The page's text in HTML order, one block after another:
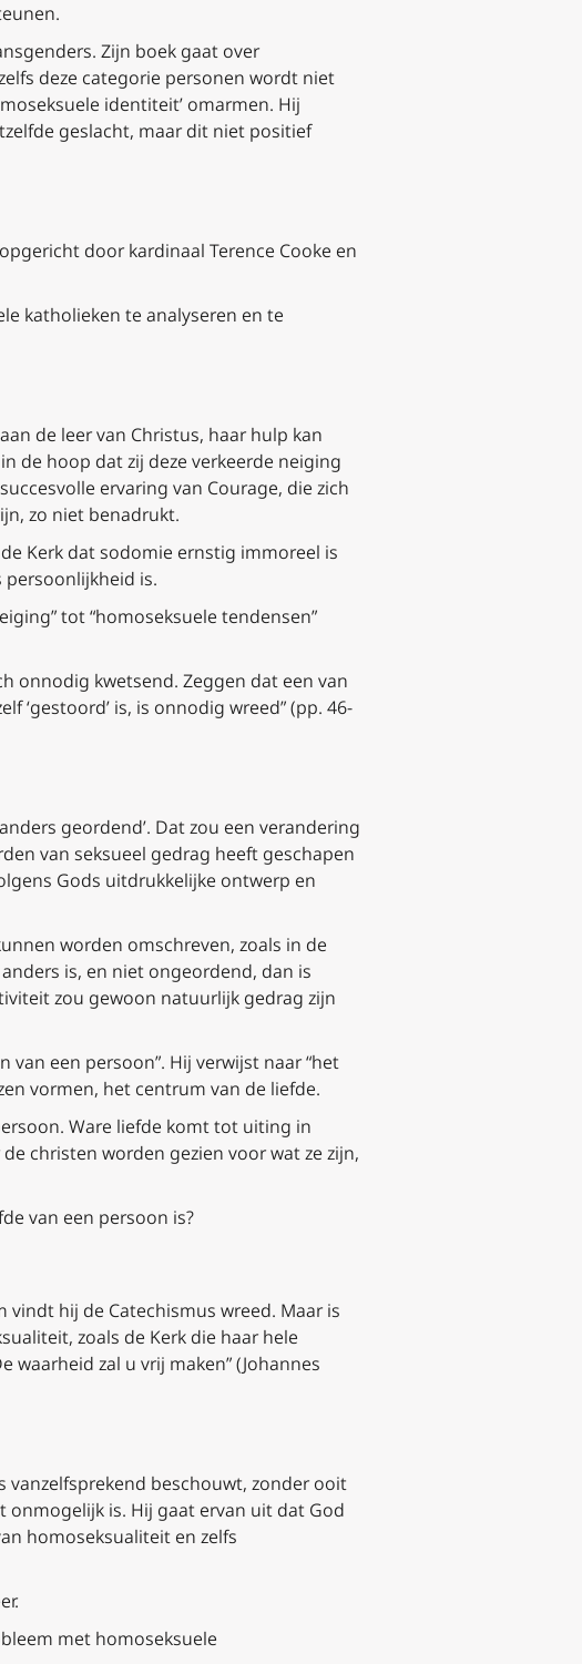
Zijn boek gaat over
deze categorie personen wordt niet
identiteit’ omarmen. Hij
geslacht, maar dit niet positief
door kardinaal Terence Cooke en
katholieken te analyseren en te
de leer van Christus, haar hulp kan
de hoop dat zij deze verkeerde neiging
ervaring van Courage, die zich
zo niet benadrukt.
Kerk dat sodomie ernstig immoreel is
is.
tot “homoseksuele tendensen”
onnodig kwetsend. Zeggen dat een van
‘gestoord’ is, is onnodig wreed” (pp. 46-
geordend’. Dat zou een verandering
van seksueel gedrag heeft geschapen
Gods uitdrukkelijke ontwerp en
worden omschreven, zoals in de
anders is, en niet ongeordend, dan is
zou gewoon natuurlijk gedrag zijn
een persoon”. Hij verwijst naar “het
vormen, het centrum van de liefde.
Ware liefde komt tot uiting in
christen worden gezien voor wat ze zijn,
van een persoon is?
hij de Catechismus wreed. Maar is
zoals de Kerk die haar hele
waarheid zal u vrij maken” (Johannes
beschouwt, zonder ooit
is. Hij gaat ervan uit dat God
homoseksualiteit en zelfs
met homoseksuele